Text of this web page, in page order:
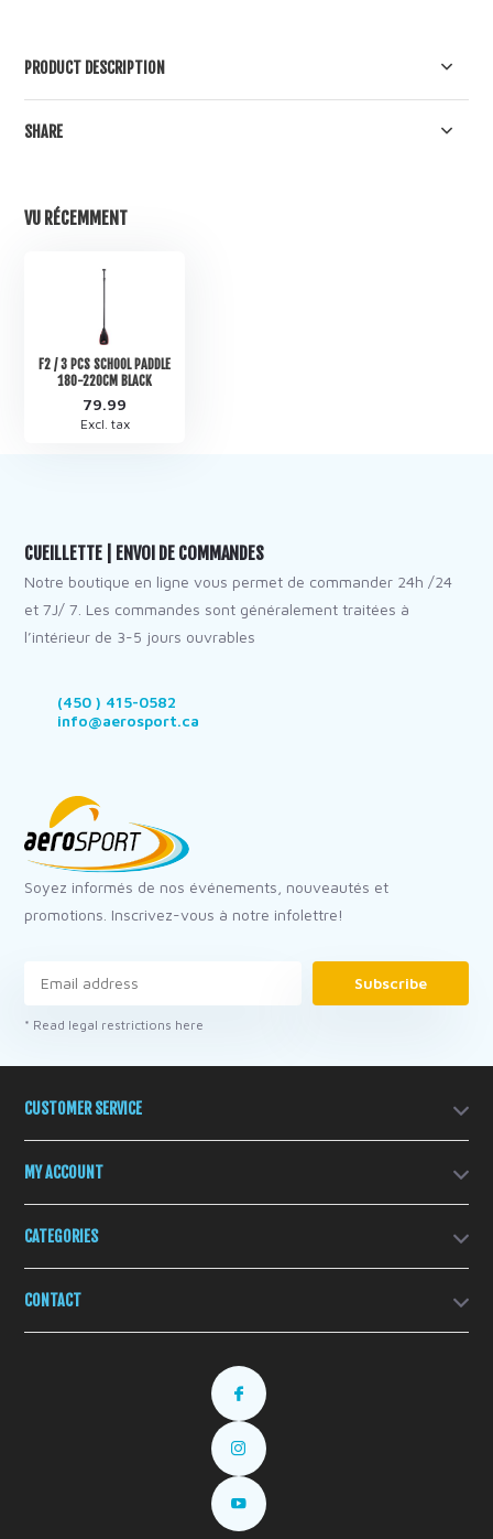
PRODUCT DESCRIPTION
SHARE
VU RÉCEMMENT
F2 / 3 PCS SCHOOL PADDLE
180-220CM BLACK
79.99
Excl. tax
CUEILLETTE | ENVOI DE COMMANDES
Notre boutique en ligne vous permet de commander 24h /24
et 7J/ 7. Les commandes sont généralement traitées à
l’intérieur de 3-5 jours ouvrables
(450 ) 415-0582
info@aerosport.ca
Soyez informés de nos événements, nouveautés et
promotions. Inscrivez-vous à notre infolettre!
Subscribe
* Read legal restrictions here
CUSTOMER SERVICE
MY ACCOUNT
CATEGORIES
CONTACT